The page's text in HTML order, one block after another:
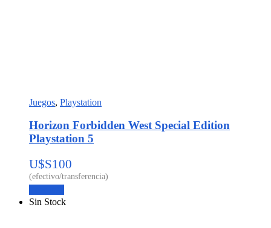
Juegos, Playstation
Horizon Forbidden West Special Edition
Playstation 5
U$S100
Sin Stock